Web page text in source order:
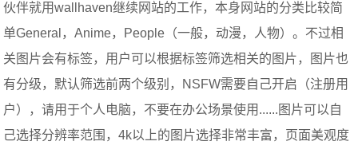
伙伴就用wallhaven继续网站的工作，本身网站的分类比较简
单General，Anime，People（一般，动漫，人物）。不过相
关图片会有标签，用户可以根据标签筛选相关的图片，图片也
有分级，默认筛选前两个级别，NSFW需要自己开启（注册用
户），请用于个人电脑，不要在办公场景使用......图片可以自
己选择分辨率范围，4k以上的图片选择非常丰富，页面美观度